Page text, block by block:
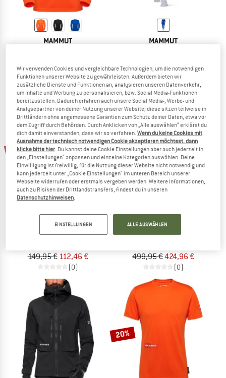
MAMMUT
99,95 €79,96 €
5,0(2)
MAMMUT
119,95 €
(0)
25%
MAMMUT
Eiger Nordwand Advanced First Layer Half Zip
149,95 € 112,46 €
(0)
15%
MAMMUT
Women's Eiger Nordwand 28
499,95 €424,96 €
(0)
20%
Wir verwenden Cookies und vergleichbare Technologien, um die notwendigen
Funktionen unserer Website zu gewährleisten. Außerdem bieten wir
zusätzliche Dienste und Funktionen an, analysieren unseren Datenverkehr,
um Inhalte und Werbung zu personalisieren, bzw. Social Media-Funktionen
bereitzustellen. Dadurch erfahren auch unsere Social Media-, Werbe- und
Analysepartner von deiner Nutzung unserer Website; diese sitzen teilweise in
Drittländern ohne angemessene Garantien zum Schutz deiner Daten, etwa vor
dem Zugriff durch Behörden. Durch Anklicken von „Alle auswählen“ erklärst du
dich damit einverstanden, dass wir so verfahren.Wenn du keine Cookies mit
Ausnahme der technisch notwendigen Cookie akzeptieren möchtest, dann
klicke bitte hier. Du kannst deine Cookie Einstellungen aber auch jederzeit in
den „Einstellungen“ anpassen und einzelne Kategorien auswählen. Deine
Einwilligung ist freiwillig, für die Nutzung dieser Website nicht notwendig und
kann jederzeit unter „Cookie Einstellungen“ im unteren Bereich unserer
Webseite widerrufen oder erstmals vergeben werden. Weitere Informationen,
auch zu Risiken der Drittlandstransfers, findest du in unseren
Datenschutzhinweisen.
EINSTELLUNGEN ALLE AUSWÄHLEN